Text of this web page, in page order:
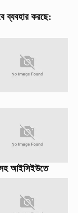
ব্যবহার করছে:
আইসিইউতে